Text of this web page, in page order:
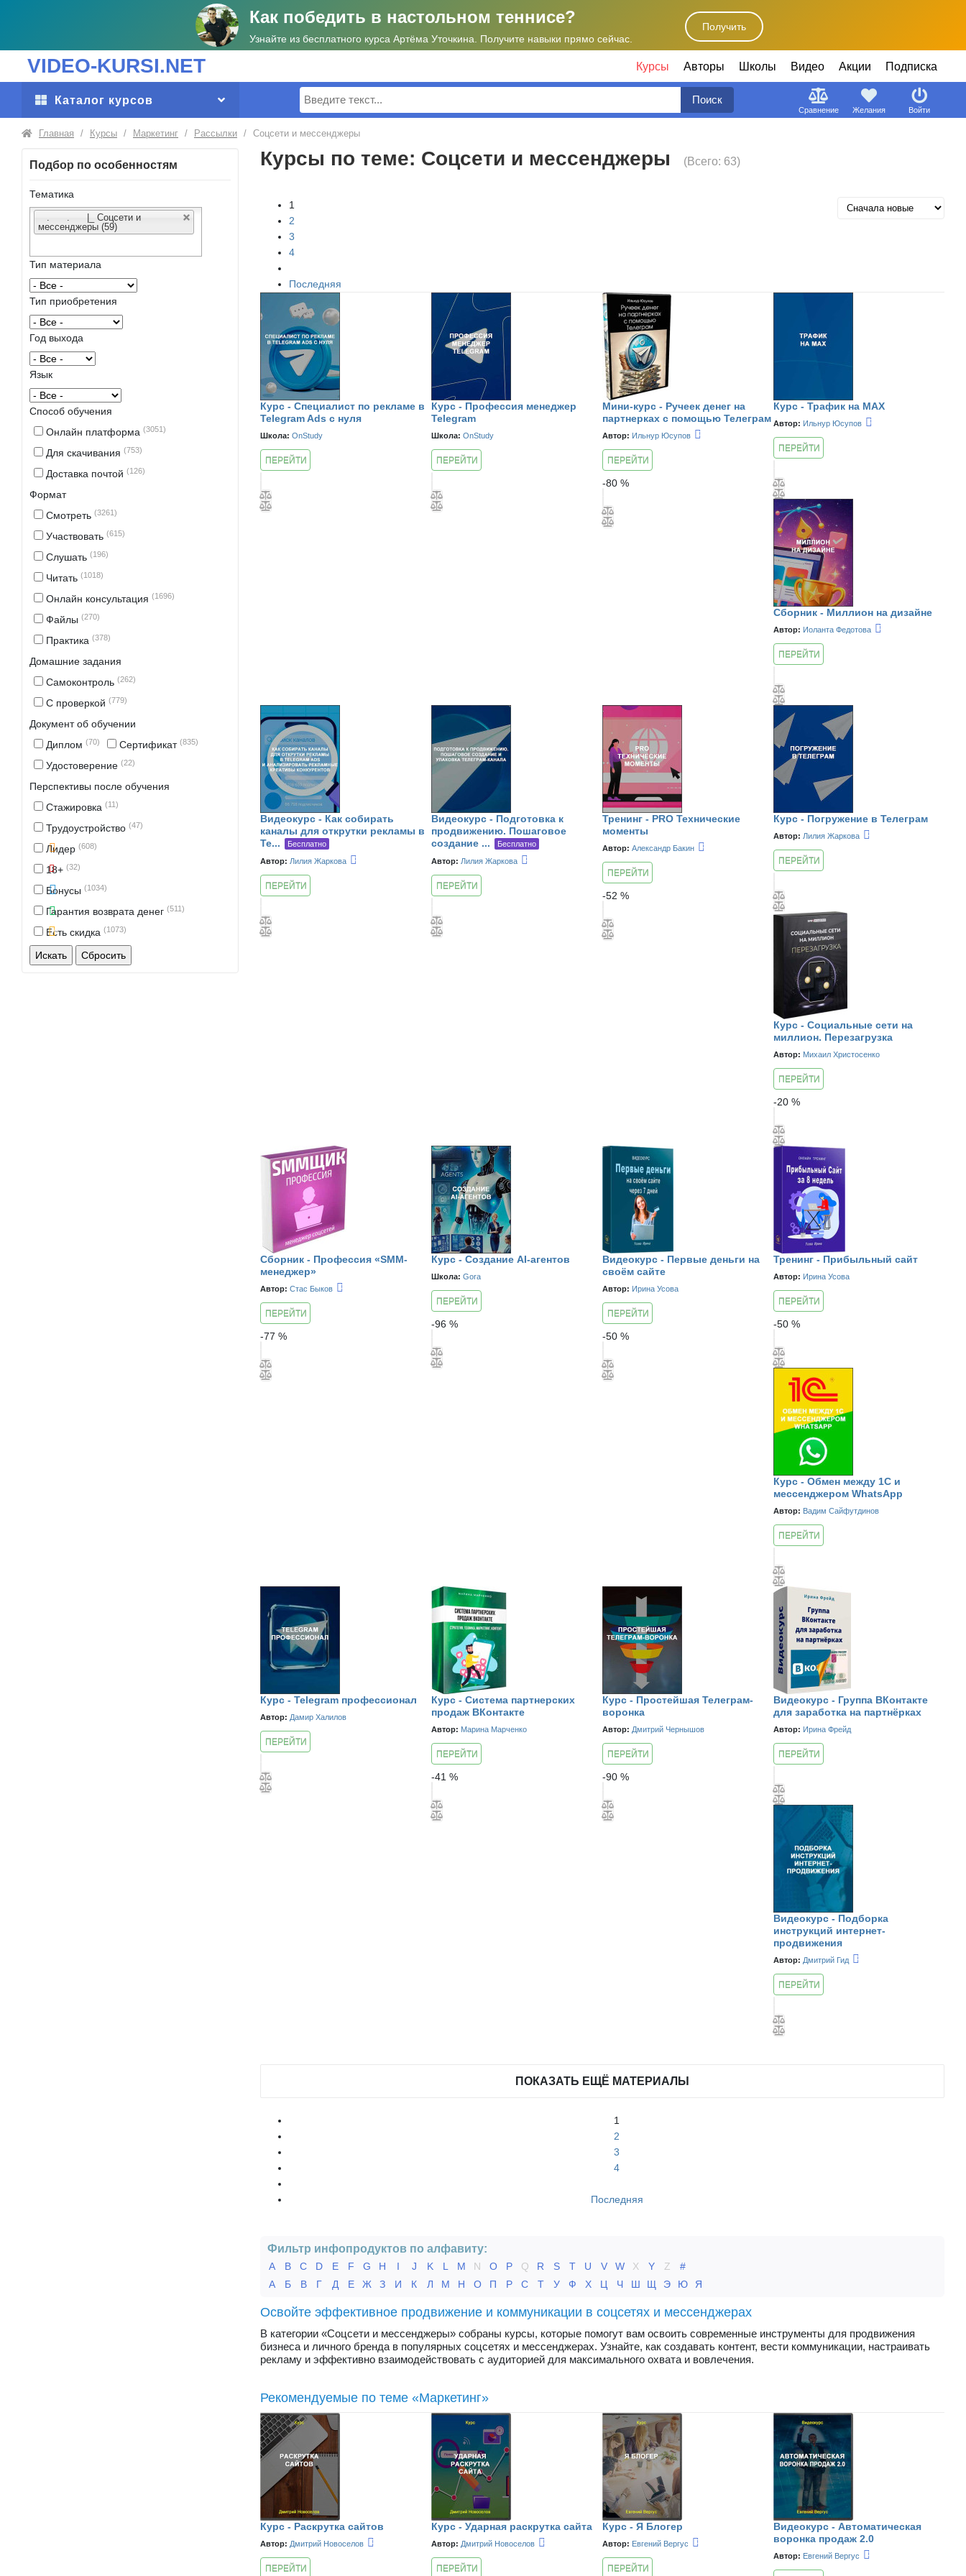
Как победить в настольном теннисе?
Узнайте из бесплатного курса Артёма Уточкина. Получите навыки прямо сейчас.
Получить
VIDEO-KURSI.NET Курсы Авторы Школы Видео Акции Подписка
Каталог курсов Поиск Поиск
Сравнение Желания Войти
Главная / Курсы / Маркетинг / Рассылки / Соцсети и мессенджеры
Подбор по особенностям
Тематика
. . |_ Соцсети и
мессенджеры (59)
Тип материала
Тип приобретения
Год выхода
Язык
Способ обучения
Онлайн платформа (3051)
Для скачивания (753)
Доставка почтой (126)
Формат
Смотреть (3261)
Участвовать (615)
Слушать (196)
Читать (1018)
Онлайн консультация (1696)
Файлы (270)
Практика (378)
Домашние задания
Самоконтроль (262)
С проверкой (779)
Документ об обучении
Диплом (70) Сертификат (835)
Удостоверение (22)
Перспективы после обучения
Стажировка (11)
Трудоустройство (47)
Лидер (608)
18+ (32)
Бонусы (1034)
Гарантия возврата денег (511)
Есть скидка (1073)
Курсы по теме: Соцсети и мессенджеры (Всего: 63)
1
2
3
4
Последняя
Курс - Специалист по рекламе в
Telegram Ads с нуля
Школа: OnStudy
ПЕРЕЙТИ
Курс - Профессия менеджер
Telegram
Школа: OnStudy
ПЕРЕЙТИ
Мини-курс - Ручеек денег на
партнерках с помощью Телеграм
Автор: Ильнур Юсупов
ПЕРЕЙТИ
-80 %
Курс - Трафик на MAX
Автор: Ильнур Юсупов
ПЕРЕЙТИ
Сборник - Миллион на дизайне
Автор: Иоланта Федотова
ПЕРЕЙТИ
Видеокурс - Как собирать
каналы для открутки рекламы в
Te...
Бесплатно
Автор: Лилия Жаркова
ПЕРЕЙТИ
Видеокурс - Подготовка к
продвижению. Пошаговое
создание ...
Бесплатно
Автор: Лилия Жаркова
ПЕРЕЙТИ
Тренинг - PRO Технические
моменты
Автор: Александр Бакин
ПЕРЕЙТИ
-52 %
Курс - Погружение в Телеграм
Автор: Лилия Жаркова
ПЕРЕЙТИ
Курс - Социальные сети на
миллион. Перезагрузка
Автор: Михаил Христосенко
ПЕРЕЙТИ
-20 %
Сборник - Профессия «SMM-
менеджер»
Автор: Стас Быков
ПЕРЕЙТИ
-77 %
Курс - Создание AI-агентов
Школа: Gora
ПЕРЕЙТИ
-96 %
Видеокурс - Первые деньги на
своём сайте
Автор: Ирина Усова
ПЕРЕЙТИ
-50 %
Тренинг - Прибыльный сайт
Автор: Ирина Усова
ПЕРЕЙТИ
-50 %
Курс - Обмен между 1С и
мессенджером WhatsApp
Автор: Вадим Сайфутдинов
ПЕРЕЙТИ
Курс - Telegram профессионал
Автор: Дамир Халилов
ПЕРЕЙТИ
Курс - Система партнерских
продаж ВКонтакте
Автор: Марина Марченко
ПЕРЕЙТИ
-41 %
Курс - Простейшая Телеграм-
воронка
Автор: Дмитрий Чернышов
ПЕРЕЙТИ
-90 %
Видеокурс - Группа ВКонтакте
для заработка на партнёрках
Автор: Ирина Фрейд
ПЕРЕЙТИ
Видеокурс - Подборка
инструкций интернет-
продвижения
Автор: Дмитрий Гид
ПЕРЕЙТИ
ПОКАЗАТЬ ЕЩЁ МАТЕРИАЛЫ
1
2
3
4
Последняя
Фильтр инфопродуктов по алфавиту:
A B C D E F G H I J K L M N O P Q R S T U V W X Y Z
#
А
Б В Г Д Е Ж З И К Л М Н О П Р С Т У Ф Х Ц Ч Ш Щ Э Ю Я
Освойте эффективное продвижение и коммуникации в соцсетях и мессенджерах
В категории «Соцсети и мессенджеры» собраны курсы, которые помогут вам освоить современные инструменты для продвижения
бизнеса и личного бренда в популярных соцсетях и мессенджерах. Узнайте, как создавать контент, вести коммуникации, настраивать
рекламу и эффективно взаимодействовать с аудиторией для максимального охвата и вовлечения.
Рекомендуемые по теме «Маркетинг»
Курс - Раскрутка сайтов
Автор: Дмитрий Новоселов
ПЕРЕЙТИ
Курс - Ударная раскрутка сайта
Автор: Дмитрий Новоселов
ПЕРЕЙТИ
Курс - Я Блогер
Автор: Евгений Вергус
ПЕРЕЙТИ
Видеокурс - Автоматическая
воронка продаж 2.0
Автор: Евгений Вергус